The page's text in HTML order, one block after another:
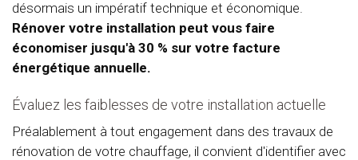
désormais un impératif technique et économique.
Rénover votre installation peut vous faire
économiser jusqu'à 30 % sur votre facture
énergétique annuelle.
Évaluez les faiblesses de votre installation actuelle
Préalablement à tout engagement dans des travaux de
rénovation de votre chauffage, il convient d'identifier avec